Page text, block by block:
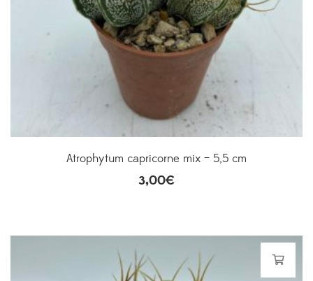
Atrophytum capricorne mix – 5,5 cm
3,00€